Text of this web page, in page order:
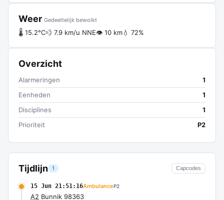
Tijdlijn 1 Capcodes
15 Jun 21:51:16AmbulanceP2
A2 Bunnik 98363
Weer Gedeeltelijk bewolkt
🌡 15.2°C💨 7.9 km/u NNE👁 10 km💧 72%
Overzicht
Alarmeringen
1
Eenheden
1
Disciplines
1
Prioriteit
P2